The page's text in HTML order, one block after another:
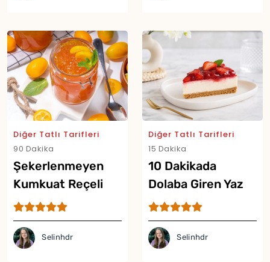
Diğer Tatlı Tarifleri
90 Dakika
Şekerlenmeyen
Kumkuat Reçeli
Tarifi
Selinhdr
Diğer Tatlı Tarifleri
15 Dakika
10 Dakikada
Dolaba Giren Yaz
Tatlısı Tarifi
Selinhdr